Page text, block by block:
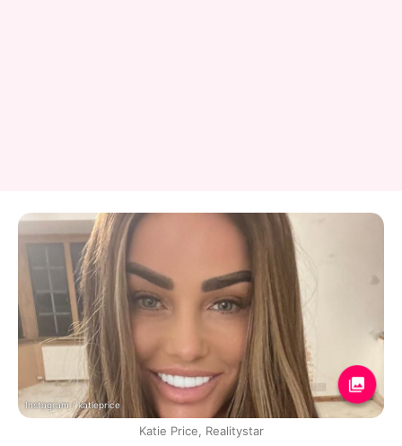
Instagram / katieprice
Katie Price, Realitystar